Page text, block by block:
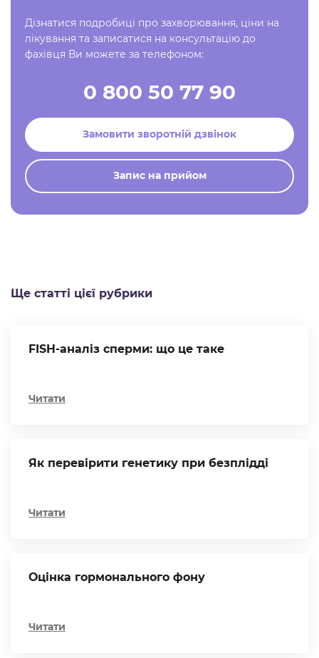
Дізнатися подробиці про захворювання, ціни на
лікування та записатися на консультацію до
фахівця Ви можете за телефоном:
0 800 50 77 90
Замовити зворотній дзвінок
Запис на прийом
Ще статті цієї рубрики
FISH-аналіз сперми: що це таке
Читати
Як перевірити генетику при безплідді
Читати
Оцінка гормонального фону
Читати